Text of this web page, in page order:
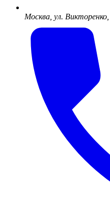
Москва, ул.